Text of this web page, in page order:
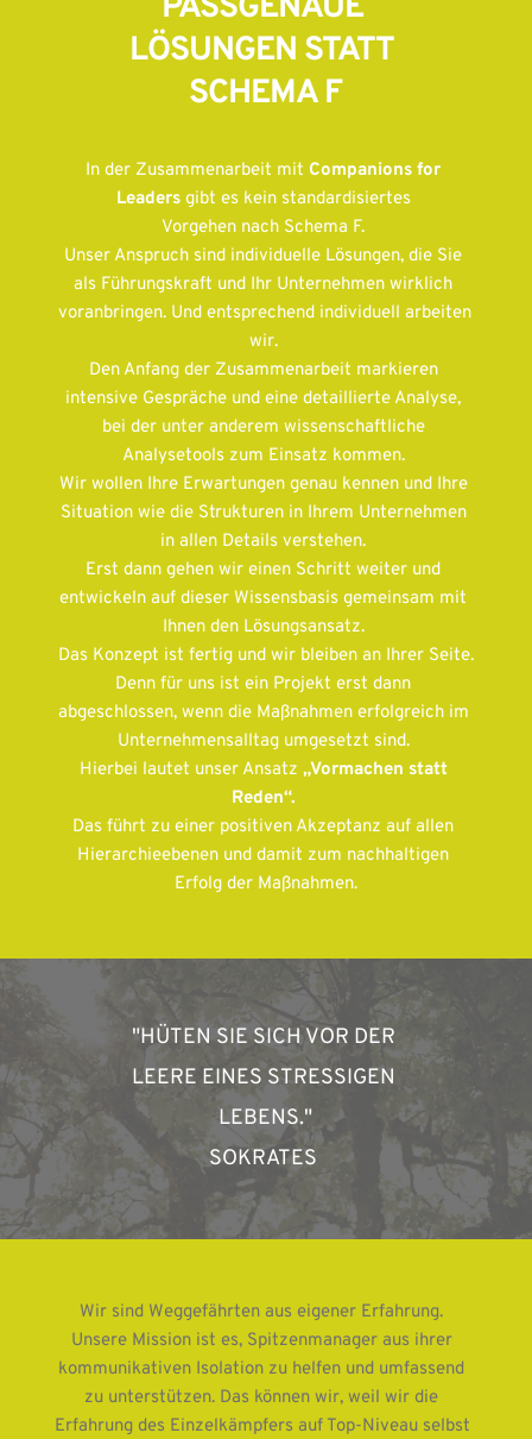
LÖSUNGEN STATT
SCHEMA F
In der Zusammenarbeit mit Companions for
Leaders gibt es kein standardisiertes
Vorgehen nach Schema F.
Unser Anspruch sind individuelle Lösungen, die Sie
als Führungskraft und Ihr Unternehmen wirklich
voranbringen. Und entsprechend individuell arbeiten
wir.
Den Anfang der Zusammenarbeit markieren
intensive Gespräche und eine detaillierte Analyse,
bei der unter anderem wissenschaftliche
Analysetools zum Einsatz kommen.
Wir wollen Ihre Erwartungen genau kennen und Ihre
Situation wie die Strukturen in Ihrem Unternehmen
in allen Details verstehen.
Erst dann gehen wir einen Schritt weiter und
entwickeln auf dieser Wissensbasis gemeinsam mit
Ihnen den Lösungsansatz.
Das Konzept ist fertig und wir bleiben an Ihrer Seite.
Denn für uns ist ein Projekt erst dann
abgeschlossen, wenn die Maßnahmen erfolgreich im
Unternehmensalltag umgesetzt sind.
Hierbei lautet unser Ansatz „Vormachen statt
Reden“.
Das führt zu einer positiven Akzeptanz auf allen
Hierarchieebenen und damit zum nachhaltigen
Erfolg der Maßnahmen.
"HÜTEN SIE SICH VOR DER
LEERE EINES STRESSIGEN
LEBENS."
SOKRATES
Wir sind Weggefährten aus eigener Erfahrung.
Unsere Mission ist es, Spitzenmanager aus ihrer
kommunikativen Isolation zu helfen und umfassend
zu unterstützen. Das können wir, weil wir die
Erfahrung des Einzelkämpfers auf Top-Niveau selbst